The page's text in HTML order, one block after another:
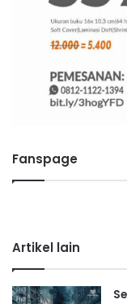
Fanspage
Artikel lain